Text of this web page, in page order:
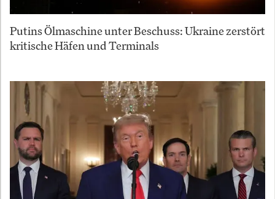
Putins Ölmaschine unter Beschuss: Ukraine zerstört
kritische Häfen und Terminals